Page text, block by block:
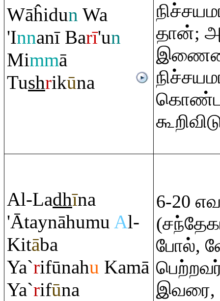
Wāĥidun Wa
'Innanī Barī'un
Mimmā
Tushrikūna
தான்;
Al-Ladhīna
'Ātaynāhumu Al-
Kitāba
Ya`rifūnahu Kamā
Ya`rifūna
6-20
போல்,
இவரை,